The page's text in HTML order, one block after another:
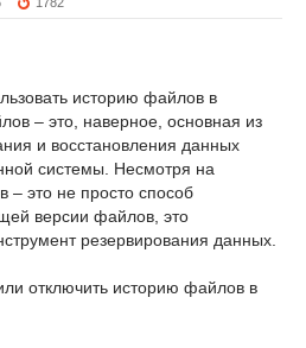
историю файлов в
– это, наверное, основная из
и восстановления данных
системы. Несмотря на
– это не просто способ
версии файлов, это
резервирования данных.
отключить историю файлов в